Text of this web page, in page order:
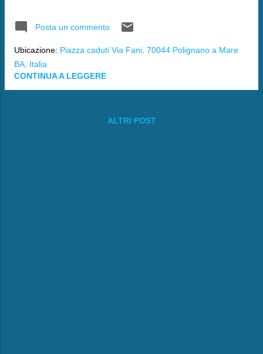
Posta un commento
Ubicazione: Piazza caduti Via Fani, 70044 Polignano a Mare
BA, Italia
CONTINUA A LEGGERE
ALTRI POST